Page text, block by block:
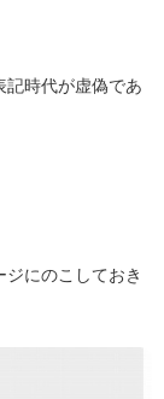
記時代が虚偽であ
にのこしておき